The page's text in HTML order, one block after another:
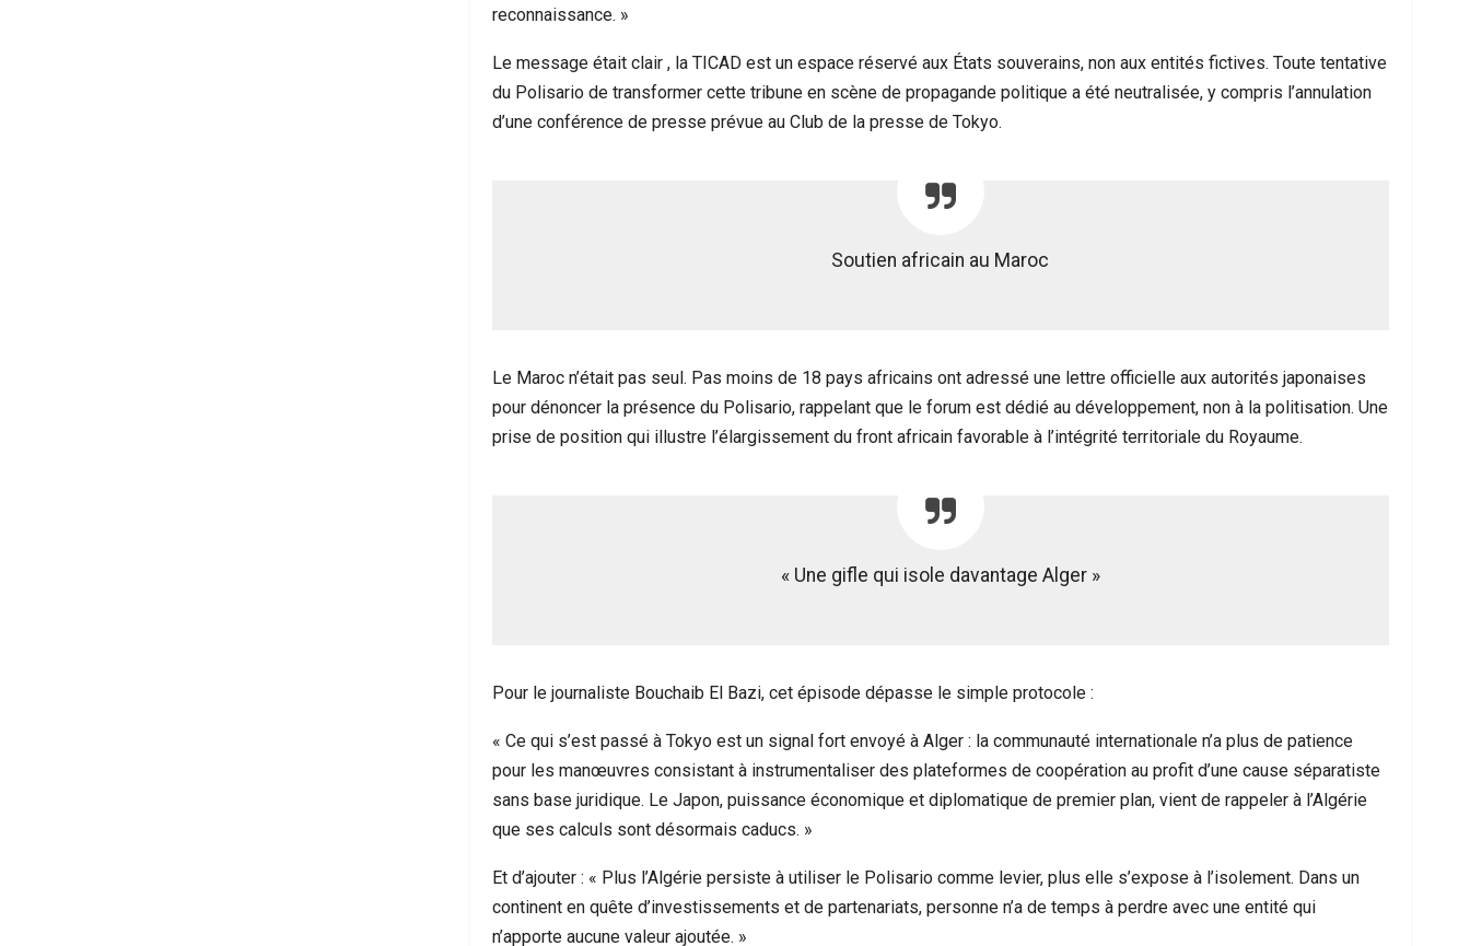
reconnaissance. »
Le message était clair , la TICAD est un espace réservé aux États souverains, non aux entités fictives. Toute tentative
du Polisario de transformer cette tribune en scène de propagande politique a été neutralisée, y compris l’annulation
d’une conférence de presse prévue au Club de la presse de Tokyo.
Soutien africain au Maroc
Le Maroc n’était pas seul. Pas moins de 18 pays africains ont adressé une lettre officielle aux autorités japonaises
pour dénoncer la présence du Polisario, rappelant que le forum est dédié au développement, non à la politisation. Une
prise de position qui illustre l’élargissement du front africain favorable à l’intégrité territoriale du Royaume.
« Une gifle qui isole davantage Alger »
Pour le journaliste Bouchaib El Bazi, cet épisode dépasse le simple protocole :
« Ce qui s’est passé à Tokyo est un signal fort envoyé à Alger : la communauté internationale n’a plus de patience
pour les manœuvres consistant à instrumentaliser des plateformes de coopération au profit d’une cause séparatiste
sans base juridique. Le Japon, puissance économique et diplomatique de premier plan, vient de rappeler à l’Algérie
que ses calculs sont désormais caducs. »
Et d’ajouter : « Plus l’Algérie persiste à utiliser le Polisario comme levier, plus elle s’expose à l’isolement. Dans un
continent en quête d’investissements et de partenariats, personne n’a de temps à perdre avec une entité qui
n’apporte aucune valeur ajoutée. »